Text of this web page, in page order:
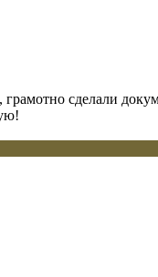
сделали